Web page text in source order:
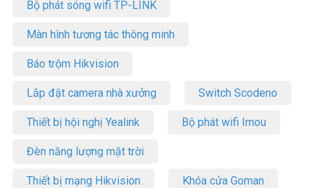
Bộ phát sóng wifi TP-LINK
Màn hình tương tác thông minh
Báo trộm Hikvision
Lắp đặt camera nhà xưởng Switch Scodeno
Thiết bị hội nghị Yealink Bộ phát wifi Imou
Đèn năng lượng mặt trời
Thiết bị mạng Hikvision Khóa cửa Goman